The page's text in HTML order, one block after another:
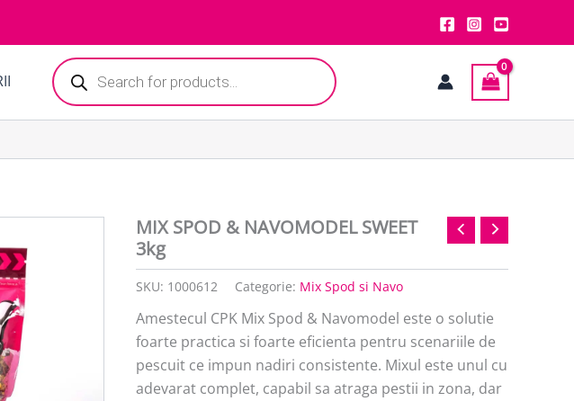
Products
search
MIX SPOD & NAVOMODEL SWEET
3kg
SKU: 1000612 Categorie: Mix Spod si Navo
Amestecul CPK Mix Spod & Navomodel este o solutie
foarte practica si foarte eficienta pentru scenariile de
pescuit ce impun nadiri consistente. Mixul este unul cu
adevarat complet, capabil sa atraga pestii in zona, dar